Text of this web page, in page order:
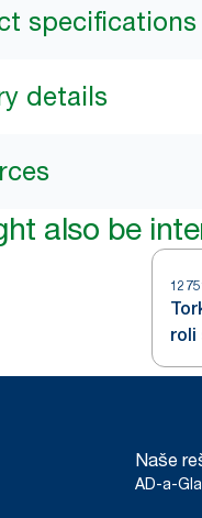
specifications
details
also be
roli
Naše
AD-a-